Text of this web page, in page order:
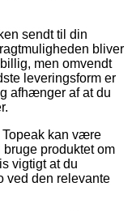
sendt til din
bliver
men omvendt
leveringsform er
afhænger af at du
kan være
produktet om
vigtigt at du
ved den relevante